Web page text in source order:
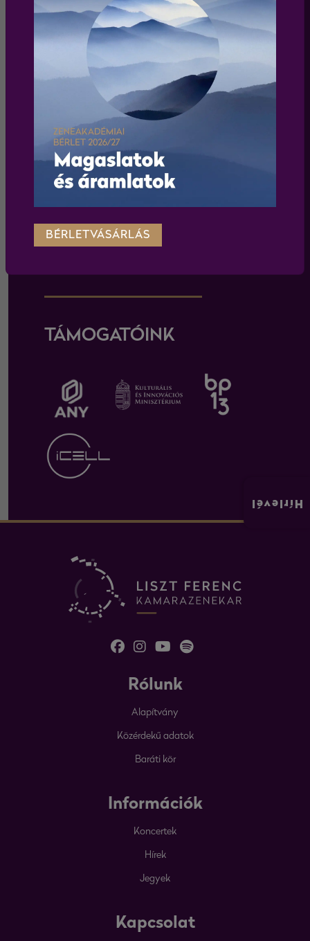
adatkezelési tájékoztatót
feliratkozás
Körülnézek a webshopban
TÁMOGATÓINK
Hírlevél
Rólunk
Alapítvány
Közérdekű adatok
Baráti kör
Információk
Koncertek
Hírek
Jegyek
Kapcsolat
BÉRLETVÁSÁRLÁS